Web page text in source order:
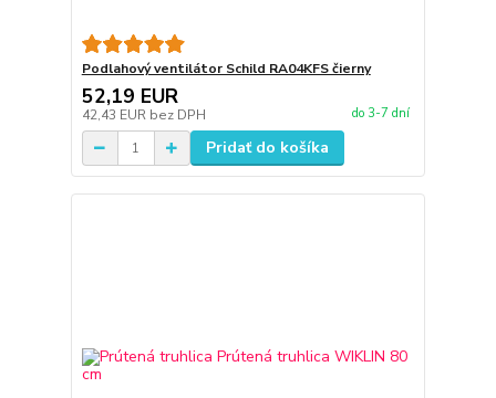
Podlahový ventilátor Schild RA04KFS čierny
52,19 EUR
42,43 EUR bez DPH do 3-7 dní
Pridať do košíka